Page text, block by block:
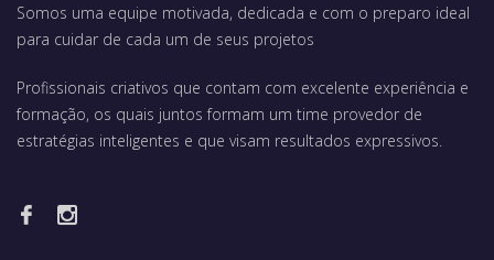
Somos uma equipe motivada, dedicada e com o preparo ideal
para cuidar de cada um de seus projetos
Profissionais criativos que contam com excelente experiência e
formação, os quais juntos formam um time provedor de
estratégias inteligentes e que visam resultados expressivos.